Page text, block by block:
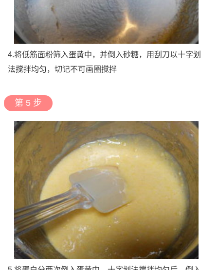
4.将低筋面粉筛入蛋黄中，并倒入砂糖，用刮刀以十字划
法搅拌均匀，切记不可画圈搅拌
第 5 步